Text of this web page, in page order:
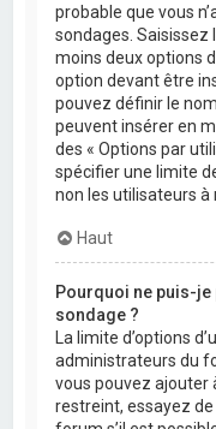
probable que vous
sondages. Saisissez
moins deux options
option devant être
pouvez définir le
peuvent insérer en
des « Options par
spécifier une limite
non les utilisateurs à
Haut
Pourquoi ne puis-je
sondage ?
La limite d’options
administrateurs du
vous pouvez ajouter
restreint, essayez